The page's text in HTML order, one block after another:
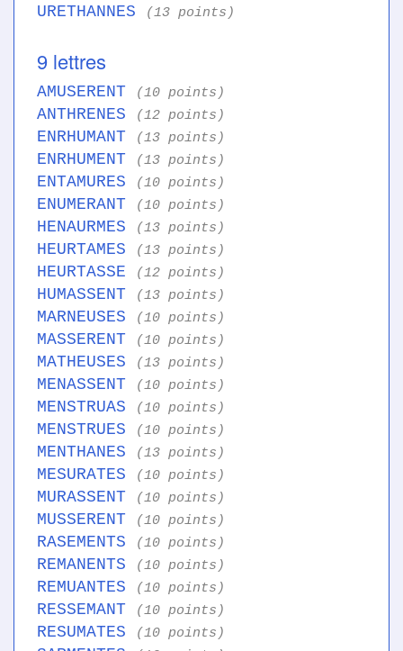
URETHANNES (13 points)
9 lettres
AMUSERENT (10 points)
ANTHRENES (12 points)
ENRHUMANT (13 points)
ENRHUMENT (13 points)
ENTAMURES (10 points)
ENUMERANT (10 points)
HENAURMES (13 points)
HEURTAMES (13 points)
HEURTASSE (12 points)
HUMASSENT (13 points)
MARNEUSES (10 points)
MASSERENT (10 points)
MATHEUSES (13 points)
MENASSENT (10 points)
MENSTRUAS (10 points)
MENSTRUES (10 points)
MENTHANES (13 points)
MESURATES (10 points)
MURASSENT (10 points)
MUSSERENT (10 points)
RASEMENTS (10 points)
REMANENTS (10 points)
REMUANTES (10 points)
RESSEMANT (10 points)
RESUMATES (10 points)